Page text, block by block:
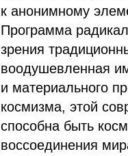
к анонимному
Программа
зрения
воодушевленная
и материального
космизма, этой
способна быть
воссоединения